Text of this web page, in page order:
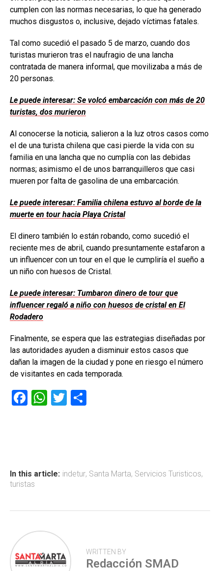
cumplen con las normas necesarias, lo que ha generado
muchos disgustos o, inclusive, dejado víctimas fatales.
Tal como sucedió el pasado 5 de marzo, cuando dos
turistas murieron tras el naufragio de una lancha
contratada de manera informal, que movilizaba a más de
20 personas.
Le puede interesar: Se volcó embarcación con más de 20
turistas, dos murieron
Al conocerse la noticia, salieron a la luz otros casos como
el de una turista chilena que casi pierde la vida con su
familia en una lancha que no cumplía con las debidas
normas; asimismo el de unos barranquilleros que casi
mueren por falta de gasolina de una embarcación.
Le puede interesar: Familia chilena estuvo al borde de la
muerte en tour hacia Playa Cristal
El dinero también lo están robando, como sucedió el
reciente mes de abril, cuando presuntamente estafaron a
un influencer con un tour en el que le cumpliría el sueño a
un niño con huesos de Cristal.
Le puede interesar: Tumbaron dinero de tour que
influencer regaló a niño con huesos de cristal en El
Rodadero
Finalmente, se espera que las estrategias diseñadas por
las autoridades ayuden a disminuir estos casos que
dañan la imagen de la ciudad y pone en riesgo el número
de visitantes en cada temporada.
F
ok
W
p
T
tir
In this article: indetur, Santa Marta, Servicios Turisticos,
turistas
WRITTEN BY
Redacción SMAD